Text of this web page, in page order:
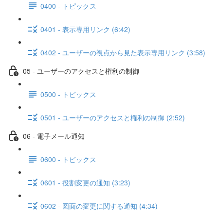
0400 - トピックス
0401 - 表示専用リンク (6:42)
0402 - ユーザーの視点から見た表示専用リンク (3:58)
05 - ユーザーのアクセスと権利の制御
0500 - トピックス
0501 - ユーザーのアクセスと権利の制御 (2:52)
06 - 電子メール通知
0600 - トピックス
0601 - 役割変更の通知 (3:23)
0602 - 図面の変更に関する通知 (4:34)